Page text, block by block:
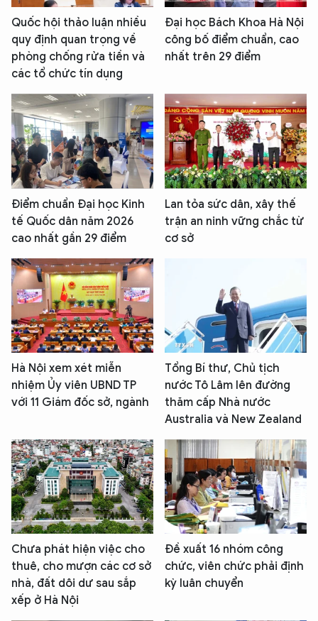
Quốc hội thảo luận nhiều
quy định quan trọng về
phòng chống rửa tiền và
các tổ chức tín dụng
Đại học Bách Khoa Hà Nội
công bố điểm chuẩn, cao
nhất trên 29 điểm
Điểm chuẩn Đại học Kinh
tế Quốc dân năm 2026
cao nhất gần 29 điểm
Lan tỏa sức dân, xây thế
trận an ninh vững chắc từ
cơ sở
Hà Nội xem xét miễn
nhiệm Ủy viên UBND TP
với 11 Giám đốc sở, ngành
Tổng Bí thư, Chủ tịch
nước Tô Lâm lên đường
thăm cấp Nhà nước
Australia và New Zealand
Chưa phát hiện việc cho
thuê, cho mượn các cơ sở
nhà, đất dôi dư sau sắp
xếp ở Hà Nội
Đề xuất 16 nhóm công
chức, viên chức phải định
kỳ luân chuyển